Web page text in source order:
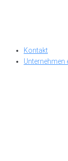
Kontakt
Unternehmen